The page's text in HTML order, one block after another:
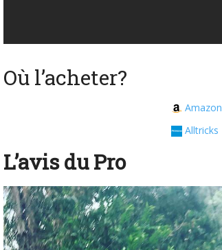
Où l’acheter?
Amazon
Alltricks
L’avis du Pro